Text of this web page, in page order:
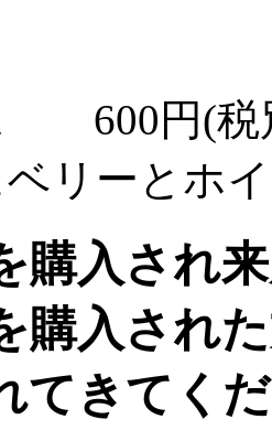
600円(税
リーとホ
購入され
購入され
てきてく